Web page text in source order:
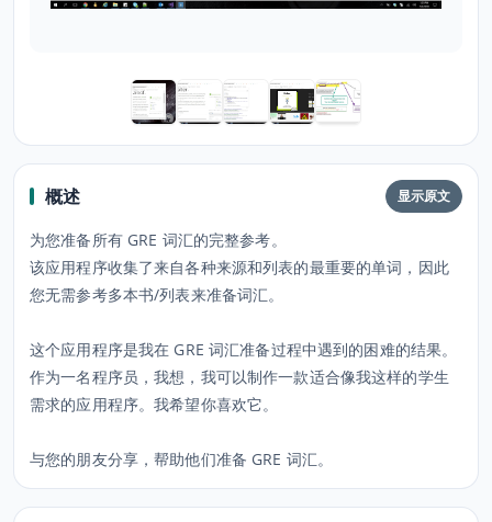
概述 显示原文
为您准备所有 GRE 词汇的完整参考。
该应用程序收集了来自各种来源和列表的最重要的单词，因此
您无需参考多本书/列表来准备词汇。
这个应用程序是我在 GRE 词汇准备过程中遇到的困难的结果。
作为一名程序员，我想，我可以制作一款适合像我这样的学生
需求的应用程序。我希望你喜欢它。
与您的朋友分享，帮助他们准备 GRE 词汇。